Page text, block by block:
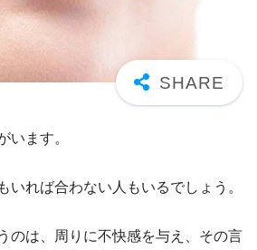
います。
いれば合わない人もいるでしょう。
のは、周りに不快感を与え、その言